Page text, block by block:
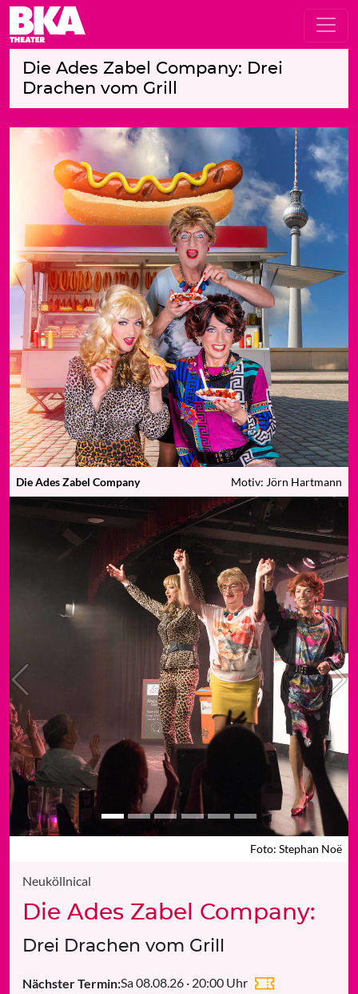
Die Ades Zabel Company: Drei
Drachen vom Grill
Die Ades Zabel Company Motiv: Jörn Hartmann
Foto: Stephan Noë
Foto: Stephan Noë
Previous
Neuköllnical
Die Ades Zabel Company:
Drei Drachen vom Grill
Nächster Termin:Sa 08.08.26 · 20:00 Uhr